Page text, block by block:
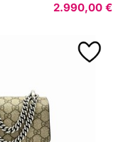
2.990,00 €